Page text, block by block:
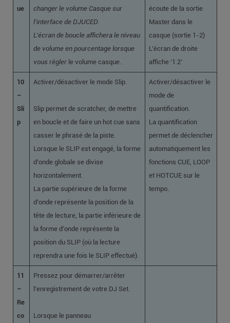
ue
changer le volume Casque sur
l’interface de DJUCED.
L’écran de boucle affichera le niveau
de volume en pourcentage lorsque
vous réglerle volume casque.
écoute de la sortie
Master dans le
casque (sortie 1-2)
L’écran de droite
affiche ‘1.2’
10
–
Sli
p
Activer/désactiver le mode Slip.
Slip permet de scratcher, de mettre
en boucle et de faire un hot cue sans
casser le phrasé de la piste.
Lorsque le SLIP est engagé, la forme
d’onde globale se divise
horizontalement.
La partie supérieure de la forme
d’onde représente la position de la
tête de lecture, la partie inférieure de
la forme d’onde représente la
position du SLIP (où la lecture
reprendra une fois le SLIP effectué).
Activer/désactiver le
mode de
quantification.
La quantification
permet de déclencher
automatiquement les
fonctions CUE, LOOP
et HOTCUE sur le
tempo.
11
–
Re
co
Pressez pour démarrer/arrêter
l’enregistrement de votre DJ Set.
Lorsque le panneau